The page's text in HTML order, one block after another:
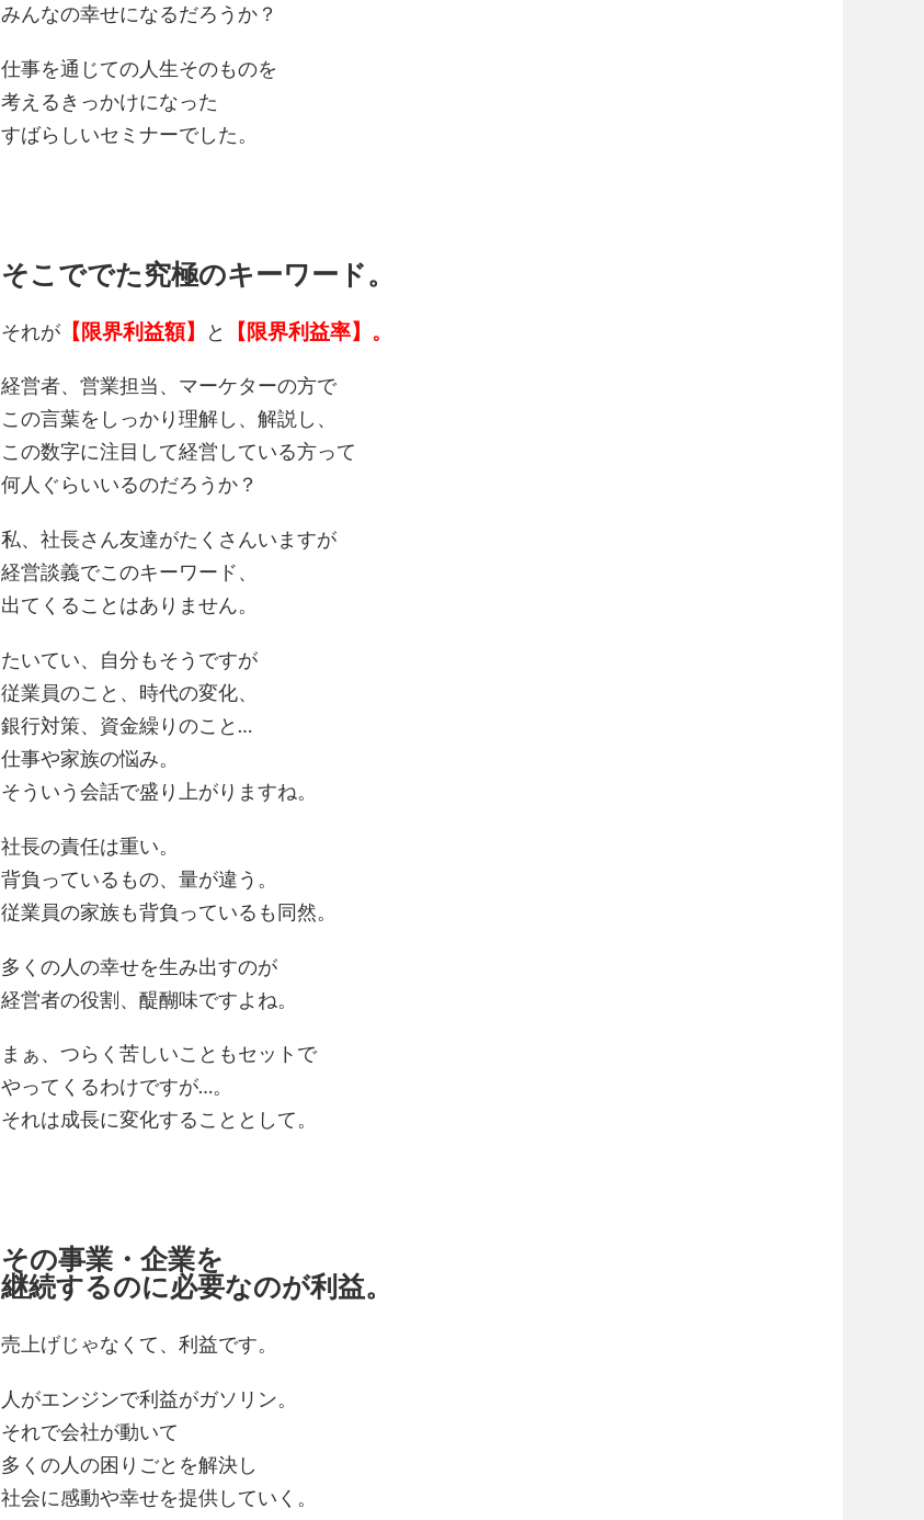
みんなの幸せになるだろうか？
仕事を通じての人生そのものを
考えるきっかけになった
すばらしいセミナーでした。
そこででた究極のキーワード。
それが 【限界利益額】 と 【限界利益率】。
経営者、営業担当、マーケターの方で
この言葉をしっかり理解し、解説し、
この数字に注目して経営している方って
何人ぐらいいるのだろうか？
私、社長さん友達がたくさんいますが
経営談義でこのキーワード、
出てくることはありません。
たいてい、自分もそうですが
従業員のこと、時代の変化、
銀行対策、資金繰りのこと…
仕事や家族の悩み。
そういう会話で盛り上がりますね。
社長の責任は重い。
背負っているもの、量が違う。
従業員の家族も背負っているも同然。
多くの人の幸せを生み出すのが
経営者の役割、醍醐味ですよね。
まぁ、つらく苦しいこともセットで
やってくるわけですが…。
それは成長に変化することとして。
その事業・企業を
継続するのに必要なのが利益。
売上げじゃなくて、利益です。
人がエンジンで利益がガソリン。
それで会社が動いて
多くの人の困りごとを解決し
社会に感動や幸せを提供していく。